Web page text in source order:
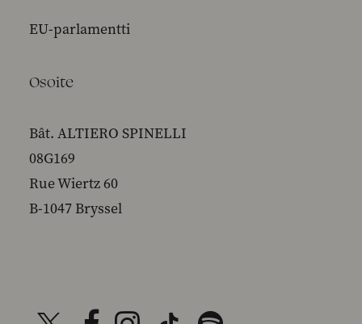
EU-parlamentti
Osoite
Bât. ALTIERO SPINELLI
08G169
Rue Wiertz 60
B-1047 Bryssel